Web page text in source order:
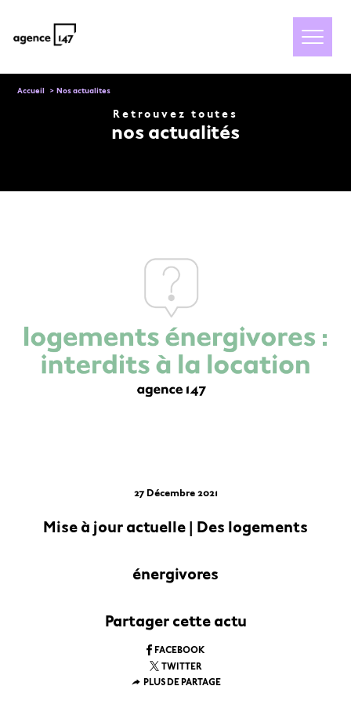
Accueil Nos actualites
Retrouvez toutes
nos actualités
27 Décembre 2021
Mise à jour actuelle | Des logements
énergivores
Partager cette actu
FACEBOOK
TWITTER
PLUS DE PARTAGE